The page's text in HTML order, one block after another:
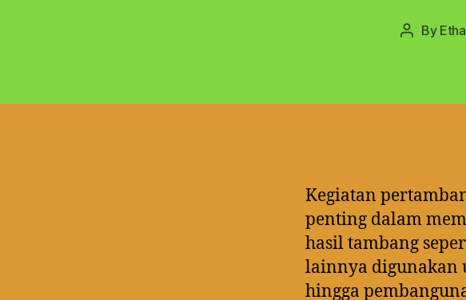
Post
By
Kegiatan
penting dalam
hasil tambang
lainnya digunakan
hingga